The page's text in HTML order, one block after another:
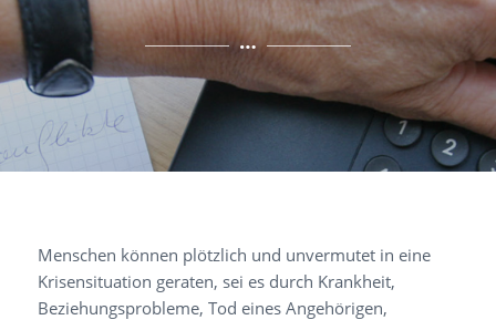
Menschen können plötzlich und unvermutet in eine
Krisensituation geraten, sei es durch Krankheit,
Beziehungsprobleme, Tod eines Angehörigen,